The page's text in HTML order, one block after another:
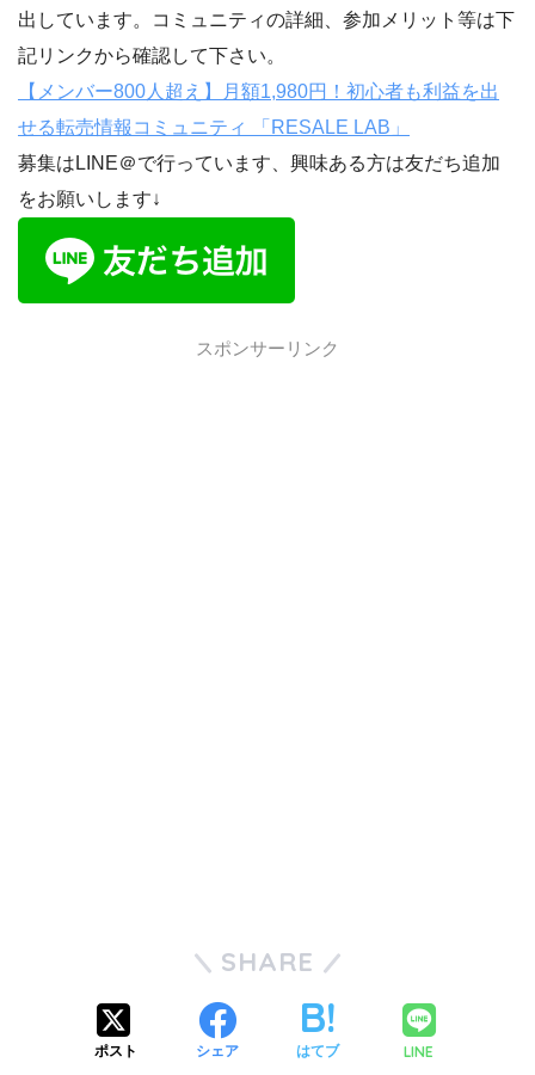
出しています。コミュニティの詳細、参加メリット等は下
記リンクから確認して下さい。
【メンバー800人超え】月額1,980円！初心者も利益を出
せる転売情報コミュニティ 「RESALE LAB」
募集はLINE＠で行っています、興味ある方は友だち追加
をお願いします↓
スポンサーリンク
SHARE
ポスト シェア はてブ LINE